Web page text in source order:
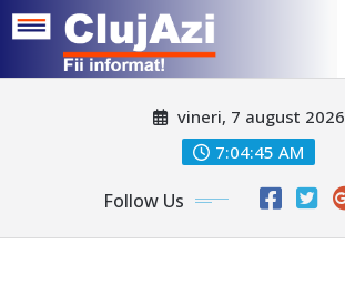
vineri, 7 august 2026
7:04:47 AM
Follow Us